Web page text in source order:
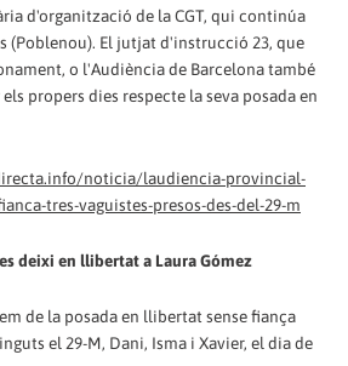
d'organització de la CGT, qui continúa
(Poblenou). El jutjat d'instrucció 23, que
o l'Audiència de Barcelona també
propers dies respecte la seva posada en
noticia/laudiencia-provincial-
tres-vaguistes-presos-des-del-29-m
deixi en llibertat a Laura Gómez
de la posada en llibertat sense fiança
el 29-M, Dani, Isma i Xavier, el dia de